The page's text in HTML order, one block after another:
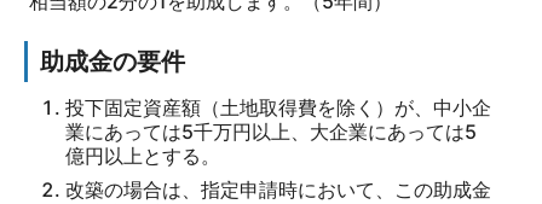
助成金の要件
投下固定資産額（土地取得費を除く）が、中小企
業にあっては5千万円以上、大企業にあっては5
億円以上とする。
改築の場合は、指定申請時において、この助成金